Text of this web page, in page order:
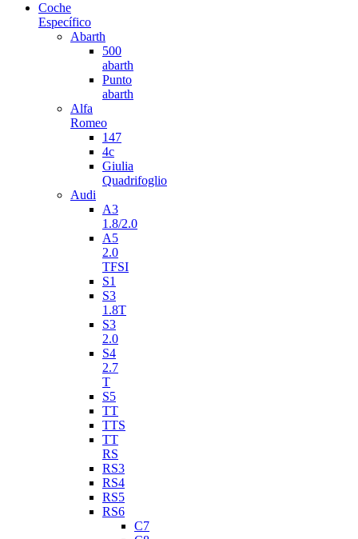
Coche
Específico
Abarth
500
abarth
Punto
abarth
Alfa
Romeo
147
4c
Giulia
Quadrifoglio
Audi
A3
1.8/2.0
A5
2.0
TFSI
S1
S3
1.8T
S3
2.0
S4
2.7
T
S5
TT
TTS
TT
RS
RS3
RS4
RS5
RS6
C7